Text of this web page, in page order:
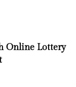
Online Lottery